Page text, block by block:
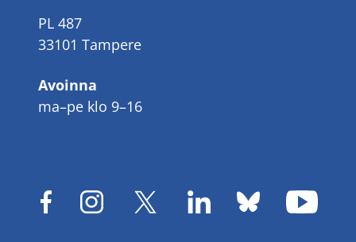
PL 487
33101 Tampere
Avoinna
ma–pe klo 9–16